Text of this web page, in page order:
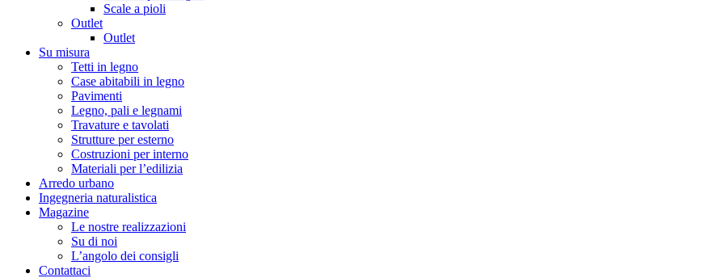
Scale a pioli
Outlet
Outlet
Su misura
Tetti in legno
Case abitabili in legno
Pavimenti
Legno, pali e legnami
Travature e tavolati
Strutture per esterno
Costruzioni per interno
Materiali per l’edilizia
Arredo urbano
Ingegneria naturalistica
Magazine
Le nostre realizzazioni
Su di noi
L’angolo dei consigli
Contattaci